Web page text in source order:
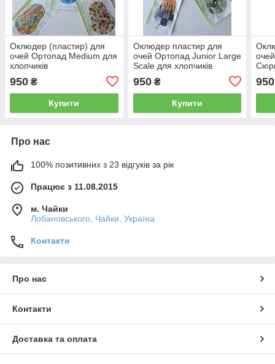
Оклюдер (пластир) для
очей Ортопад Medium для
хлопчиків
950 ₴
Купити
Оклюдер пластир для
очей Ортопад Junior Large
Scale для хлопчиків
950₴
Купити
950
Про нас
100% позитивних з 23 відгуків за рік
Працює з 11.08.2015
м. Чайки
Лобановського, Чайки, Україна
Контакти
Про нас
Контакти
Доставка та оплата